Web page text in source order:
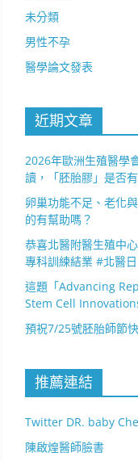
未分類
男性不孕
醫學論文發表
近期文章
2026年歐洲生殖醫學
讀，「胚胎膠」是否
卵巢功能不足、老化
的有幫助嗎？
恭喜北醫附醫生殖中
專科訓練結業 #北醫
這題「Advancing
Stem Cell
預祝7/25號胚胎師節
推薦連結
Twitter DR. baby
陳啟煌醫師臉書